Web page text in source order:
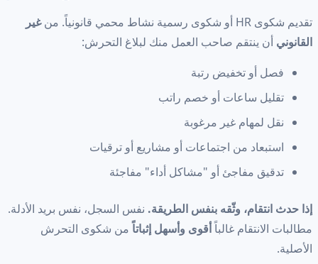
تقديم شكوى HR أو شكوى رسمية نشاط محمي قانونياً. من
غير
القانوني أن ينتقم صاحب العمل منك لبلاغ التحرش:
فصل أو تخفيض رتبة
تقليل ساعات أو خصم راتب
نقل لمهام غير مرغوبة
استبعاد من اجتماعات أو مشاريع أو ترقيات
تدقيق مفاجئ أو "مشاكل أداء" مفاجئة
إذا حدث انتقام، وثّقه بنفس الطريقة. نفس السجل، نفس بريد الأدلة.
مطالبات الانتقام غالباًأقوى وأسهل إثباتاًمن شكوى التحرش
الأصلية.